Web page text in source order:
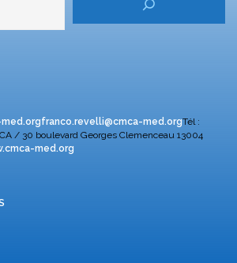
franco.revelli@cmca-med.orgTél :
/ 30 boulevard Georges Clemenceau 13004
med.org